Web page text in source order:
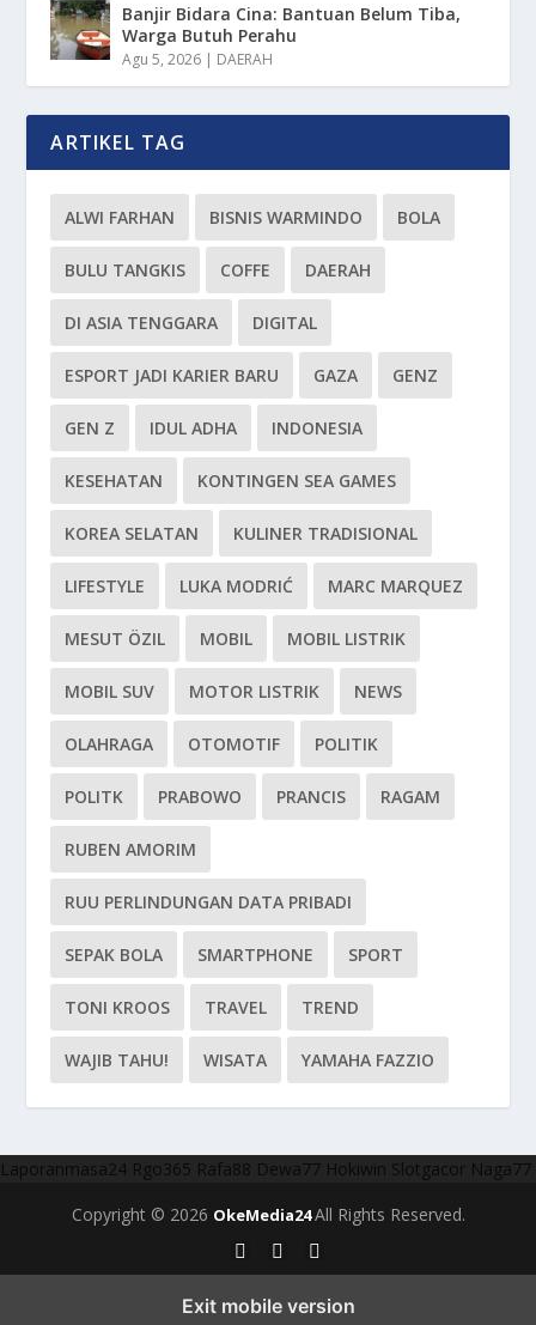
Banjir Bidara Cina: Bantuan Belum Tiba,
Warga Butuh Perahu
Agu 5, 2026 | DAERAH
ARTIKEL TAG
ALWI FARHAN BISNIS WARMINDO BOLA
BULU TANGKIS COFFE DAERAH
DI ASIA TENGGARA DIGITAL
ESPORT JADI KARIER BARU GAZA GENZ
GEN Z IDUL ADHA INDONESIA
KESEHATAN KONTINGEN SEA GAMES
KOREA SELATAN KULINER TRADISIONAL
LIFESTYLE LUKA MODRIĆ MARC MARQUEZ
MESUT ÖZIL MOBIL MOBIL LISTRIK
MOBIL SUV MOTOR LISTRIK NEWS
OLAHRAGA OTOMOTIF POLITIK
POLITK PRABOWO PRANCIS RAGAM
RUBEN AMORIM
RUU PERLINDUNGAN DATA PRIBADI
SEPAK BOLA SMARTPHONE SPORT
TONI KROOS TRAVEL TREND
WAJIB TAHU! WISATA YAMAHA FAZZIO
Laporanmasa24 Rgo365 Rafa88 Dewa77 Hokiwin Slotgacor Naga77
Copyright © 2026 OkeMedia24All Rights Reserved.
Exit mobile version